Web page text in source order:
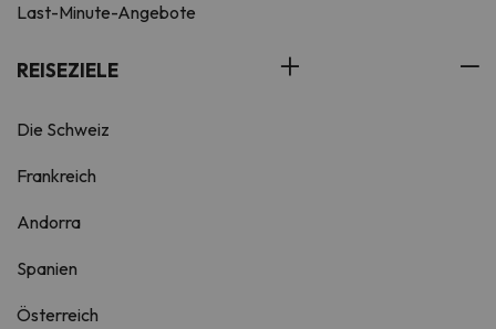
Last-Minute-Angebote
REISEZIELE
Die Schweiz
Frankreich
Andorra
Spanien
Österreich